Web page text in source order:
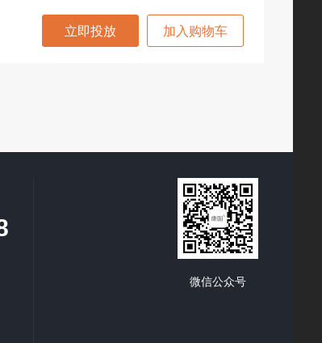
立即投放 加入购物车
微信公众号